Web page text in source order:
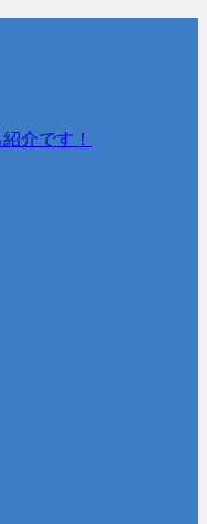
介です！